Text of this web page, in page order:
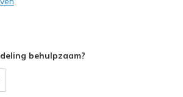
behulpzaam?